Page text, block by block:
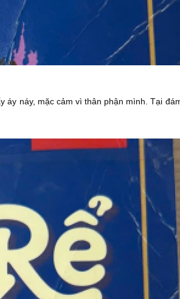
náy, mặc cảm vì thân phận mình. Tại